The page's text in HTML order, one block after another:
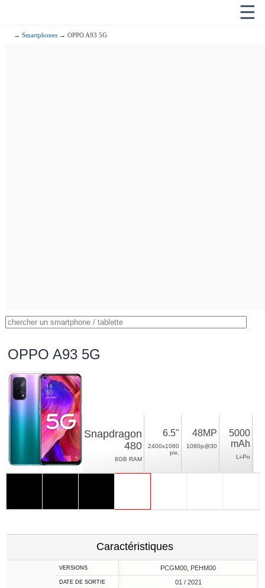
☰
→Smartphones → OPPO A93 5G
OPPO A93 5G
Snapdragon
480
8GB RAM
6.5"
2400x1080
pix.
48MP
1080p@30
5000
mAh
Li-Po
Caractéristiques
VERSIONS PCGM00, PEHM00
DATE DE SORTIE 01 / 2021